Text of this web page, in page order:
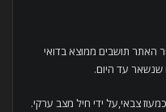
האתר תושבים ממוצא בדואי
שנשאר עד היום.
צבאי,על ידי חיל מצב ערקי.